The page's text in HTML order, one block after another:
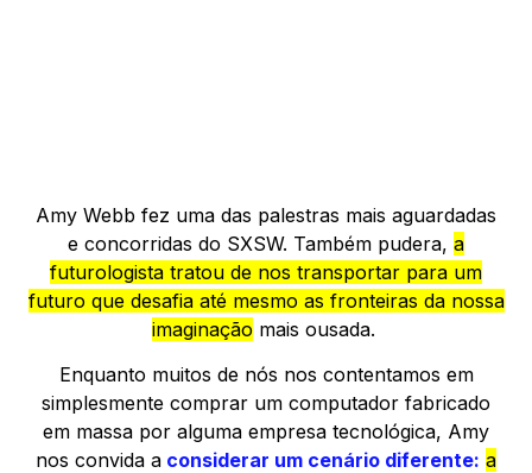
Amy Webb fez uma das palestras mais aguardadas
e concorridas do SXSW. Também pudera, a
futurologista tratou de nos transportar para um
futuro que desafia até mesmo as fronteiras da nossa
imaginação mais ousada.
Enquanto muitos de nós nos contentamos em
simplesmente comprar um computador fabricado
em massa por alguma empresa tecnológica, Amy
nos convida a considerar um cenário diferente: a